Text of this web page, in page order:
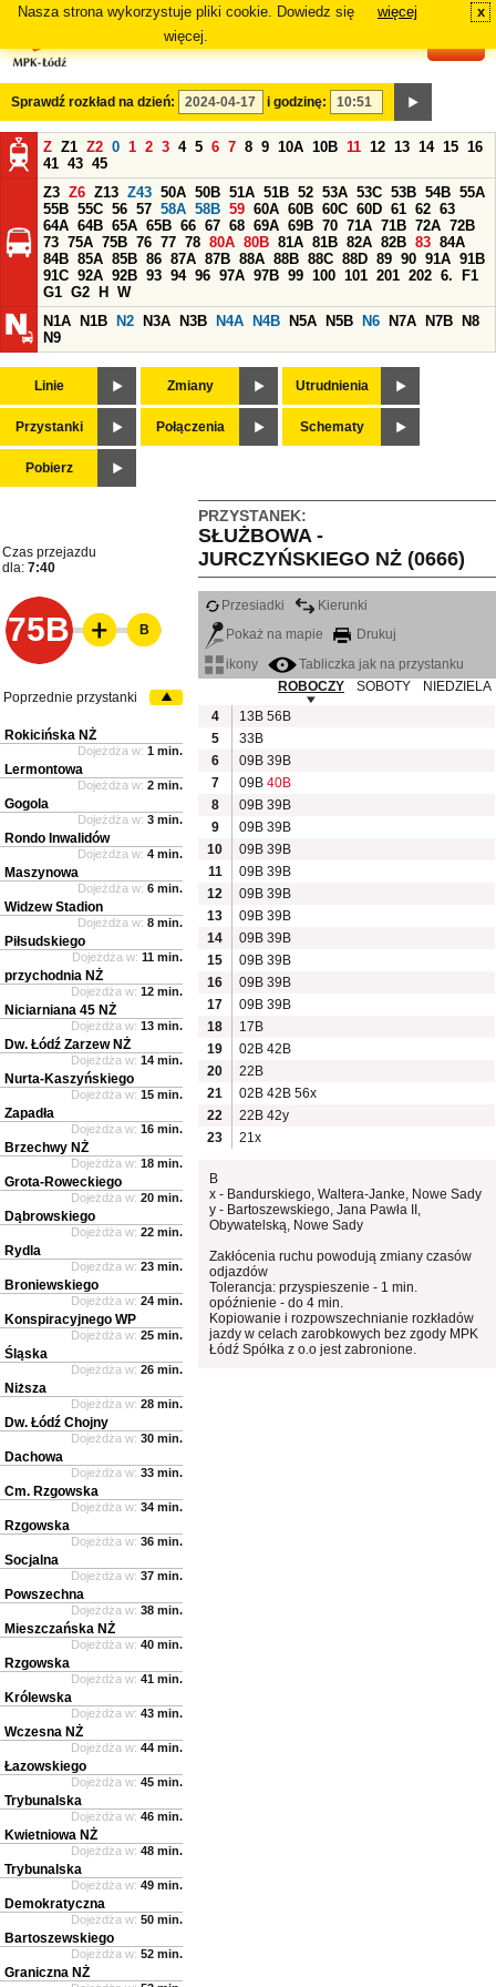
Nasza strona wykorzystuje pliki cookie. Dowiedz się
więcej.
więcej x
Sprawdź rozkład na dzień: i godzinę:
Z Z1 Z2 0 1 2 3 4 5 6 7 8 9 10A 10B 11 12 13 14 15 16
41 43 45
Z3 Z6 Z13 Z43 50A 50B 51A 51B 52 53A 53C 53B 54B 55A
55B 55C 56 57 58A 58B 59 60A 60B 60C 60D 61 62 63
64A 64B 65A 65B 66 67 68 69A 69B 70 71A 71B 72A 72B
73 75A 75B 76 77 78 80A 80B 81A 81B 82A 82B 83 84A
84B 85A 85B 86 87A 87B 88A 88B 88C 88D 89 90 91A 91B
91C 92A 92B 93 94 96 97A 97B 99 100 101 201 202 6.
F1
G1 G2 H
W
N1A
N1B N2 N3A N3B N4A N4B N5A N5B N6 N7A N7B
N8
N9
Linie Zmiany Utrudnienia
Przystanki Połączenia Schematy
Pobierz
PRZYSTANEK:
SŁUŻBOWA -
JURCZYŃSKIEGO NŻ (0666)
Czas przejazdu
dla: 7:40
75B
Przesiadki
Kierunki
Pokaż na mapie
Drukuj
ikony
Tabliczka jak na przystanku
ROBOCZY
SOBOTY
NIEDZIELA
4
13B 56B
5
33B
6
09B 39B
7
09B 40B
8
09B 39B
9
09B 39B
10
09B 39B
11
09B 39B
12
09B 39B
13
09B 39B
14
09B 39B
15
09B 39B
16
09B 39B
17
09B 39B
18
17B
19
02B 42B
20
22B
21
02B 42B 56x
22
22B 42y
23
21x
B
x - Bandurskiego, Waltera-Janke, Nowe Sady
y - Bartoszewskiego, Jana Pawła II,
Obywatelską, Nowe Sady
Zakłócenia ruchu powodują zmiany czasów
odjazdów
Tolerancja: przyspieszenie - 1 min.
opóźnienie - do 4 min.
Kopiowanie i rozpowszechnianie rozkładów
jazdy w celach zarobkowych bez zgody MPK
Łódź Spółka z o.o jest zabronione.
B
Poprzednie przystanki
Rokicińska NŻ
Dojeżdża w: 1 min.
Lermontowa
Dojeżdża w: 2 min.
Gogola
Dojeżdża w: 3 min.
Rondo Inwalidów
Dojeżdża w: 4 min.
Maszynowa
Dojeżdża w: 6 min.
Widzew Stadion
Dojeżdża w: 8 min.
Piłsudskiego
Dojeżdża w: 11 min.
przychodnia NŻ
Dojeżdża w: 12 min.
Niciarniana 45 NŻ
Dojeżdża w: 13 min.
Dw. Łódź Zarzew NŻ
Dojeżdża w: 14 min.
Nurta-Kaszyńskiego
Dojeżdża w: 15 min.
Zapadła
Dojeżdża w: 16 min.
Brzechwy NŻ
Dojeżdża w: 18 min.
Grota-Roweckiego
Dojeżdża w: 20 min.
Dąbrowskiego
Dojeżdża w: 22 min.
Rydla
Dojeżdża w: 23 min.
Broniewskiego
Dojeżdża w: 24 min.
Konspiracyjnego WP
Dojeżdża w: 25 min.
Śląska
Dojeżdża w: 26 min.
Niższa
Dojeżdża w: 28 min.
Dw. Łódź Chojny
Dojeżdża w: 30 min.
Dachowa
Dojeżdża w: 33 min.
Cm. Rzgowska
Dojeżdża w: 34 min.
Rzgowska
Dojeżdża w: 36 min.
Socjalna
Dojeżdża w: 37 min.
Powszechna
Dojeżdża w: 38 min.
Mieszczańska NŻ
Dojeżdża w: 40 min.
Rzgowska
Dojeżdża w: 41 min.
Królewska
Dojeżdża w: 43 min.
Wczesna NŻ
Dojeżdża w: 44 min.
Łazowskiego
Dojeżdża w: 45 min.
Trybunalska
Dojeżdża w: 46 min.
Kwietniowa NŻ
Dojeżdża w: 48 min.
Trybunalska
Dojeżdża w: 49 min.
Demokratyczna
Dojeżdża w: 50 min.
Bartoszewskiego
Dojeżdża w: 52 min.
Graniczna NŻ